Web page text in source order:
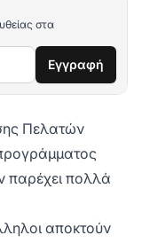
στα
Εγγραφή
Πελατών
παρέχει πολλά
αποκτούν